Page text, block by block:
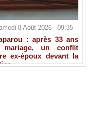
8 Août 2026 - 09:35
: après 33 ans
mariage, un conflit
ex-époux devant la